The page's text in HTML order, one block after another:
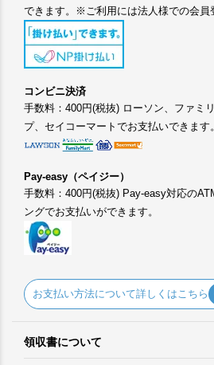
できます。※ご利用には法人様での会員
コンビニ決済
手数料：400円(税抜) ローソン、ファミ
プ、セイコーマートでお支払いできます。
Pay-easy（ペイジー）
手数料：400円(税抜) Pay-easy対応の
ングでお支払いができます。
お支払い方法について詳しくはこちら
領収書について